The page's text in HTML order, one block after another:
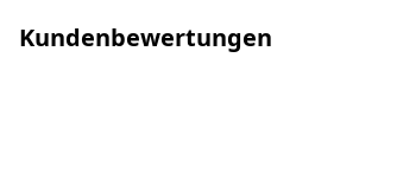
Kundenbewertungen